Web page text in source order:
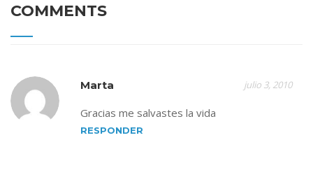
COMMENTS
Marta julio 3, 2010
Gracias me salvastes la vida
RESPONDER